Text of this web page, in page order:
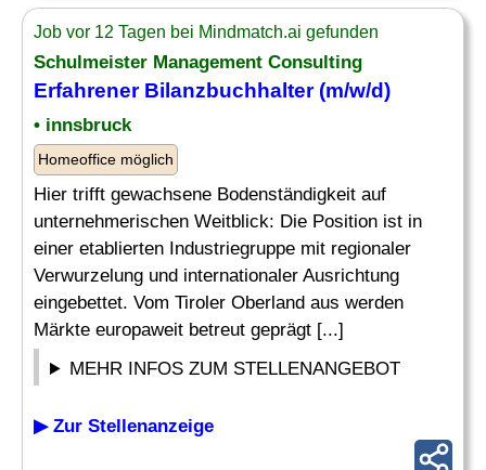
Job vor 12 Tagen bei Mindmatch.ai gefunden
Schulmeister Management Consulting
Erfahrener Bilanzbuchhalter (m/w/d)
• innsbruck
Homeoffice möglich
Hier trifft gewachsene Bodenständigkeit auf
unternehmerischen Weitblick: Die Position ist in
einer etablierten Industriegruppe mit regionaler
Verwurzelung und internationaler Ausrichtung
eingebettet. Vom Tiroler Oberland aus werden
Märkte europaweit betreut geprägt [...]
MEHR INFOS ZUM STELLENANGEBOT
▶ Zur Stellenanzeige